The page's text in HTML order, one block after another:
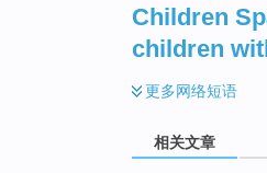
Children
children
更多网络短语
相关文章